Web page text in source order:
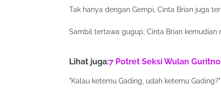
Tak hanya dengan Gempi, Cinta Brian juga
Sambil tertawa gugup, Cinta Brian
Lihat juga:7 Potret Seksi Wulan
"Kalau ketemu Gading, udah ketemu